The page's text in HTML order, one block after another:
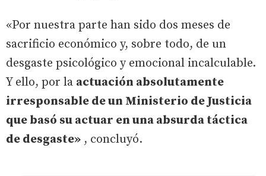
«Por nuestra parte han sido dos meses de
sacrificio económico y, sobre todo, de un
desgaste psicológico y emocional incalculable.
Y ello, por la actuación absolutamente
irresponsable de un Ministerio de Justicia
que basó su actuar en una absurda táctica
de desgaste» , concluyó.